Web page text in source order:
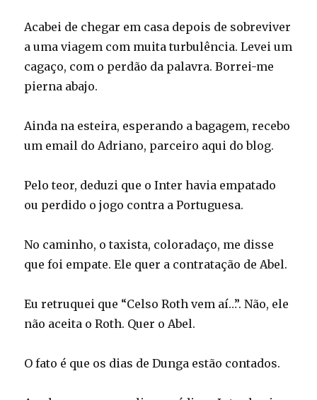
Acabei de chegar em casa depois de sobreviver
a uma viagem com muita turbulência. Levei um
cagaço, com o perdão da palavra. Borrei-me
pierna abajo.
Ainda na esteira, esperando a bagagem, recebo
um email do Adriano, parceiro aqui do blog.
Pelo teor, deduzi que o Inter havia empatado
ou perdido o jogo contra a Portuguesa.
No caminho, o taxista, coloradaço, me disse
que foi empate. Ele quer a contratação de Abel.
Eu retruquei que “Celso Roth vem aí…”. Não, ele
não aceita o Roth. Quer o Abel.
O fato é que os dias de Dunga estão contados.